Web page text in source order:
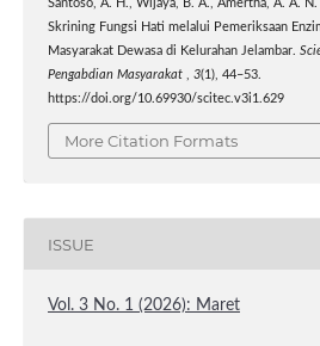
Santoso, A. H., Wijaya, B. A., Amertha, A. A.
Skrining Fungsi Hati melalui Pemeriksaan
Masyarakat Dewasa di Kelurahan Jelambar.
Pengabdian Masyarakat
3(1), 44–53.
https://doi.org/10.69930/scitec.v3i1.629
More Citation Formats
ISSUE
Vol. 3 No. 1 (2026): Maret